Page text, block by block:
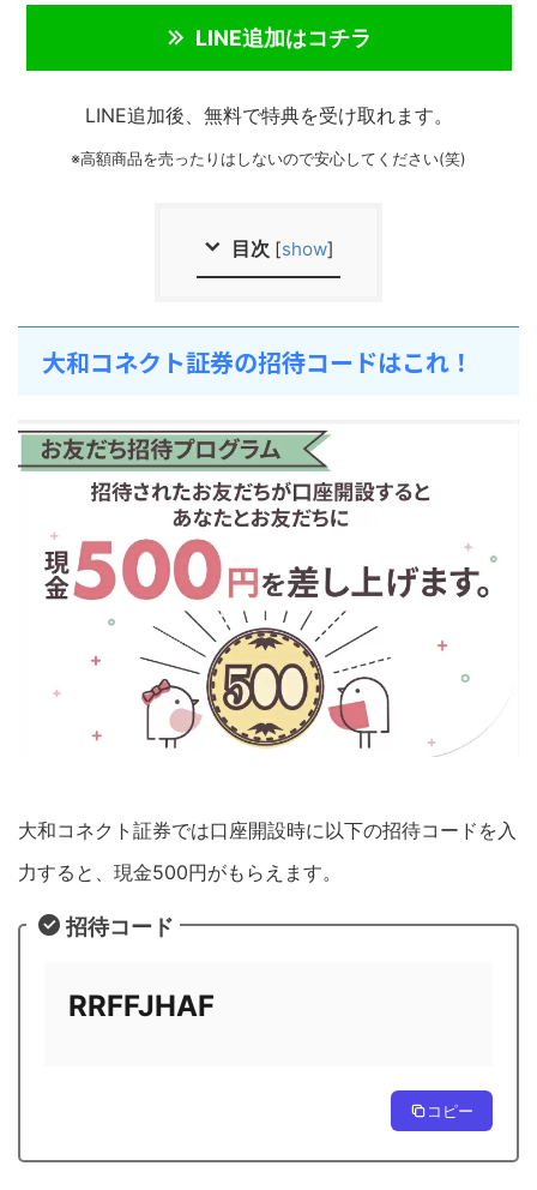
LINE追加はコチラ
LINE追加後、無料で特典を受け取れます。
※高額商品を売ったりはしないので安心してください(笑)
目次 [show]
大和コネクト証券の招待コードはこれ！
大和コネクト証券では口座開設時に以下の招待コードを入
力すると、現金500円がもらえます。
招待コード
RRFFJHAF
コピー